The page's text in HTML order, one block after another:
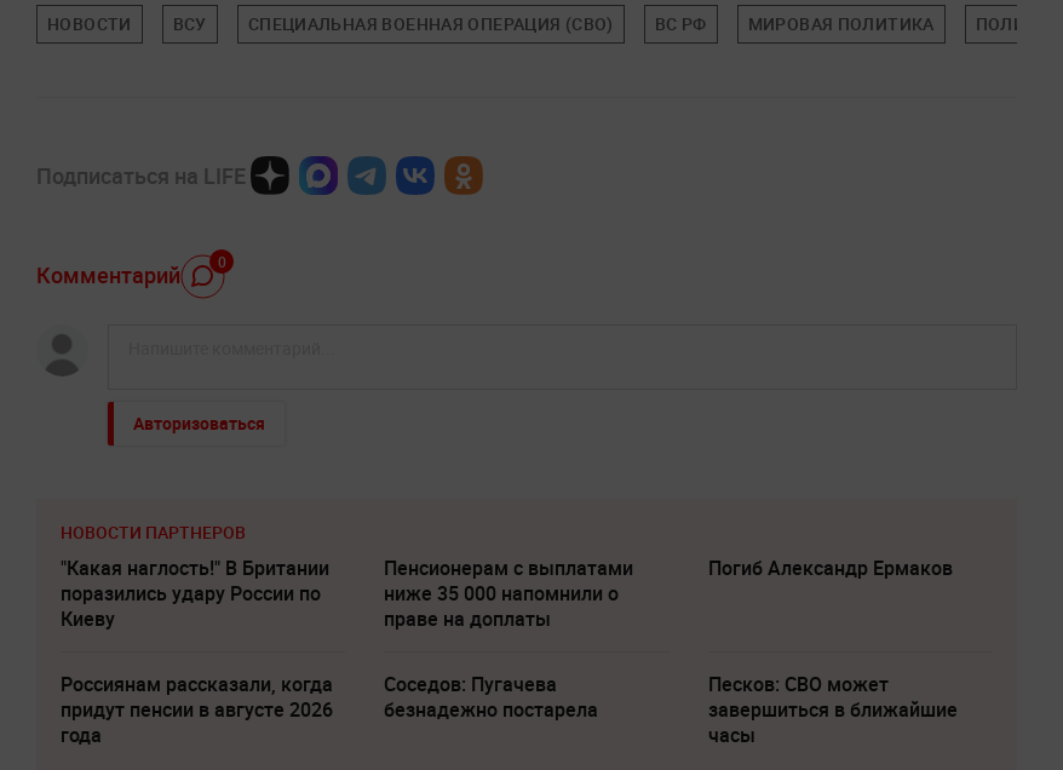
НОВОСТИ ВСУ СПЕЦИАЛЬНАЯ ВОЕННАЯ ОПЕРАЦИЯ (СВО) ВС РФ МИРОВАЯ ПОЛИТИКА ПОЛИТИКА
Подписаться на LIFE
Комментарий 0
Авторизоваться
НОВОСТИ ПАРТНЕРОВ
"Какая наглость!" В Британии
поразились удару России по
Киеву
Пенсионерам с выплатами
ниже 35 000 напомнили о
праве на доплаты
Погиб Александр Ермаков
Россиянам рассказали, когда
придут пенсии в августе 2026
года
Соседов: Пугачева
безнадежно постарела
Песков: СВО может
завершиться в ближайшие
часы